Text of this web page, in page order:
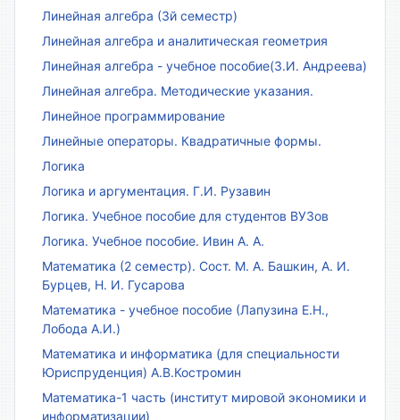
Линейная алгебра (3й семестр)
Линейная алгебра и аналитическая геометрия
Линейная алгебра - учебное пособие(З.И. Андреева)
Линейная алгебра. Методические указания.
Линейное программирование
Линейные операторы. Квадратичные формы.
Логика
Логика и аргументация. Г.И. Рузавин
Логика. Учебное пособие для студентов ВУЗов
Логика. Учебное пособие. Ивин А. А.
Математика (2 семестр). Сост. М. А. Башкин, А. И.
Бурцев, Н. И. Гусарова
Математика - учебное пособие (Лапузина Е.Н.,
Лобода А.И.)
Математика и информатика (для специальности
Юриспруденция) А.В.Костромин
Математика-1 часть (институт мировой экономики и
информатизации)